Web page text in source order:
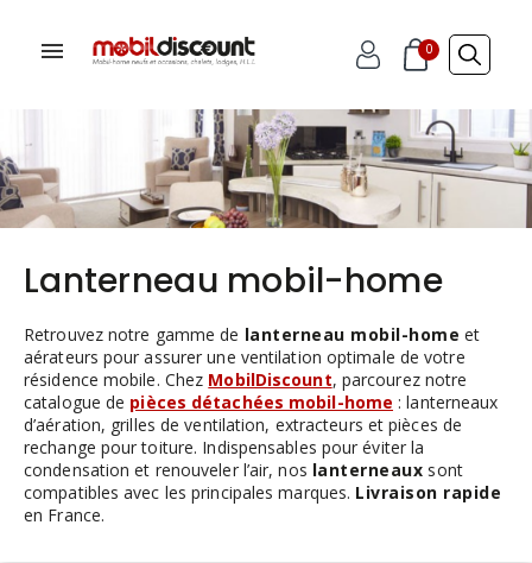
0
Lanterneau mobil-home
Retrouvez notre gamme de lanterneau mobil-home et
aérateurs pour assurer une ventilation optimale de votre
résidence mobile. Chez MobilDiscount, parcourez notre
catalogue de pièces détachées mobil-home : lanterneaux
d’aération, grilles de ventilation, extracteurs et pièces de
rechange pour toiture. Indispensables pour éviter la
condensation et renouveler l’air, nos lanterneaux sont
compatibles avec les principales marques. Livraison rapide
en France.